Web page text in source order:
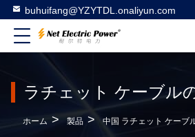
buhuifang@YZYTDL.onaliyun.com
ラチェット ケーブル
ホーム > 製品 > 中国 ラチェット ケーブ